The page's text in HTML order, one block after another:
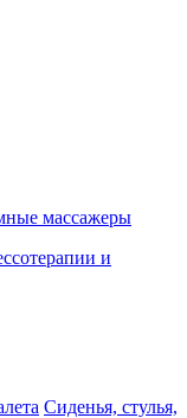
массажеры
и
Сиденья, стулья,